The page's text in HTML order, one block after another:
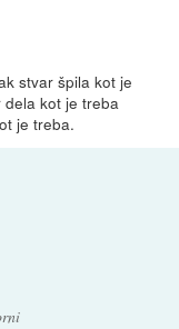
stvar špila kot je
dela kot je treba
je treba.